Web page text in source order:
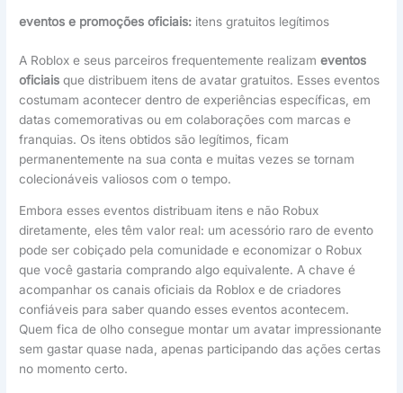
eventos e promoções oficiais: itens gratuitos legítimos
A Roblox e seus parceiros frequentemente realizameventos
oficiais que distribuem itens de avatar gratuitos. Esses eventos
costumam acontecer dentro de experiências específicas, em
datas comemorativas ou em colaborações com marcas e
franquias. Os itens obtidos são legítimos, ficam
permanentemente na sua conta e muitas vezes se tornam
colecionáveis valiosos com o tempo.
Embora esses eventos distribuam itens e não Robux
diretamente, eles têm valor real: um acessório raro de evento
pode ser cobiçado pela comunidade e economizar o Robux
que você gastaria comprando algo equivalente. A chave é
acompanhar os canais oficiais da Roblox e de criadores
confiáveis para saber quando esses eventos acontecem.
Quem fica de olho consegue montar um avatar impressionante
sem gastar quase nada, apenas participando das ações certas
no momento certo.